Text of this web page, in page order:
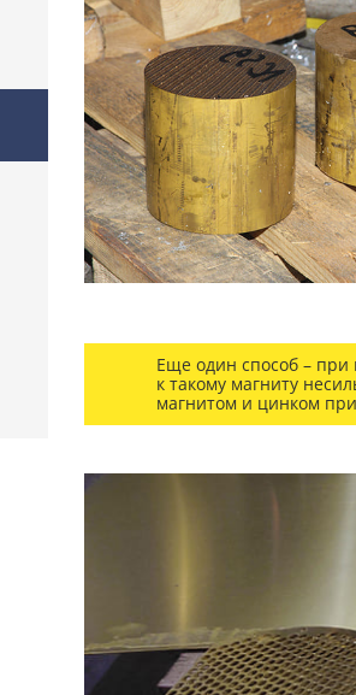
Еще один способ –
к такому магниту
магнитом и цинком